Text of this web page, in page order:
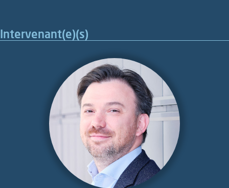
Intervenant(e)(s)